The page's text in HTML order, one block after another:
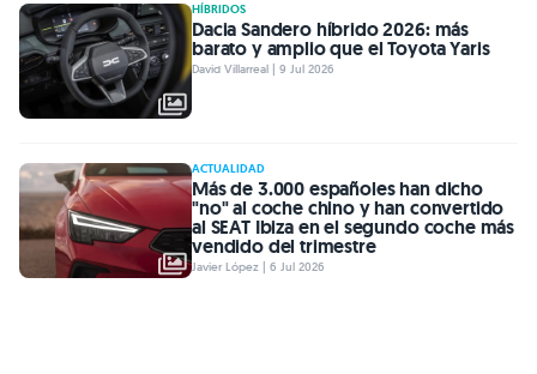
HÍBRIDOS
Dacia Sandero híbrido 2026: más
barato y amplio que el Toyota Yaris
David Villarreal | 9 Jul 2026
ACTUALIDAD
Más de 3.000 españoles han dicho
"no" al coche chino y han convertido
al SEAT Ibiza en el segundo coche más
vendido del trimestre
Javier López | 6 Jul 2026